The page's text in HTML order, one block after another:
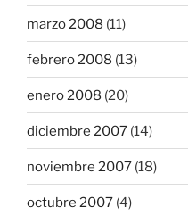
marzo 2008 (11)
febrero 2008 (13)
enero 2008 (20)
diciembre 2007 (14)
noviembre 2007 (18)
octubre 2007 (4)